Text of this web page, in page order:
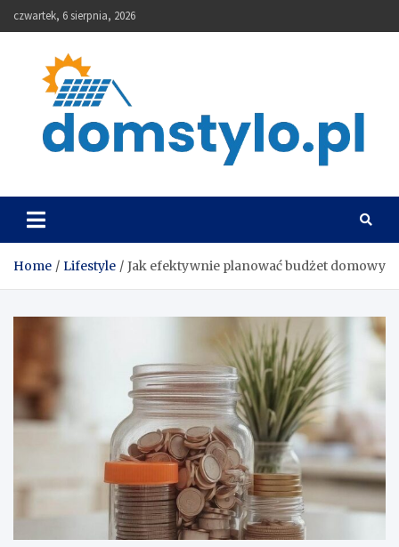
to
czwartek, 6 sierpnia, 2026
DomStylo
Home Lifestyle Jak efektywnie planować budżet domowy